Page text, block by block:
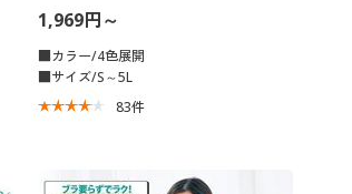
持ちいい吸汗速乾)
1,969円～
■カラー/4色展開
■サイズ/S～5L
83件